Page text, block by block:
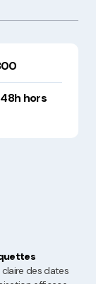
hors
des dates